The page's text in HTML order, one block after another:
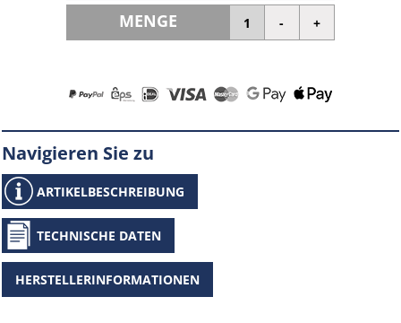
MENGE
Navigieren Sie zu
ARTIKELBESCHREIBUNG
TECHNISCHE DATEN
HERSTELLERINFORMATIONEN